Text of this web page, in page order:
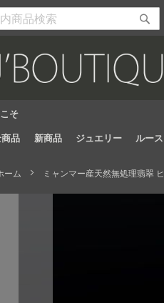
そ
検
始
品 新商品 ジュエリー ルース
ーム ミャンマー産天然無処理翡翠